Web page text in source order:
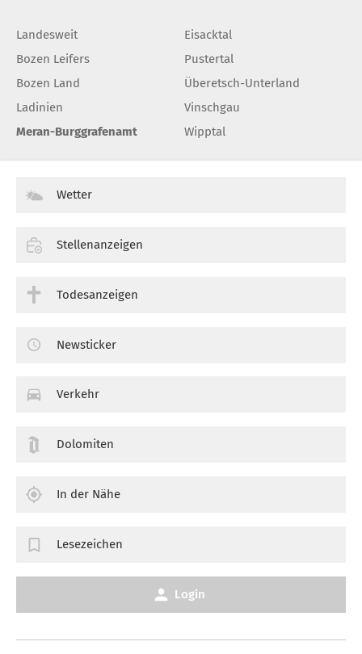
Landesweit
Bozen Leifers
Bozen Land
Ladinien
Meran-Burggrafenamt
Eisacktal
Pustertal
Überetsch-Unterland
Vinschgau
Wipptal
Wetter
Stellenanzeigen
Todesanzeigen
Newsticker
Verkehr
Dolomiten
In der Nähe
Lesezeichen
Login